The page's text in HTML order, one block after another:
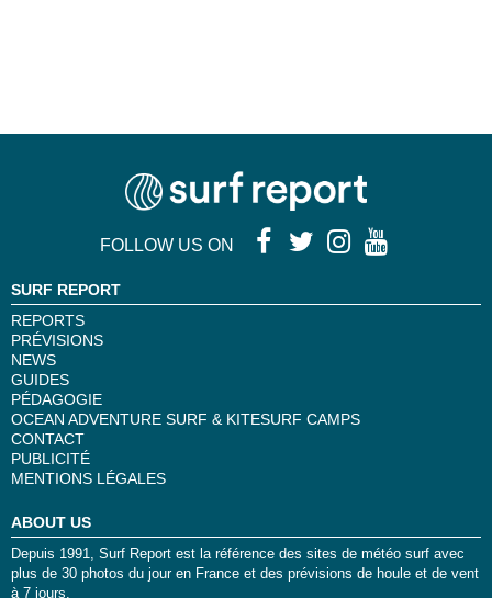
FOLLOW US ON
SURF REPORT
REPORTS
PRÉVISIONS
NEWS
GUIDES
PÉDAGOGIE
OCEAN ADVENTURE SURF & KITESURF CAMPS
CONTACT
PUBLICITÉ
MENTIONS LÉGALES
ABOUT US
Depuis 1991, Surf Report est la référence des sites de météo surf avec
plus de 30 photos du jour en France et des prévisions de houle et de vent
à 7 jours.